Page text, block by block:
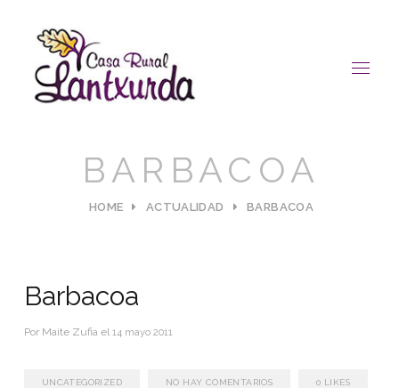
BARBACOA
HOME ACTUALIDAD BARBACOA
Barbacoa
Por Maite Zufia el14 mayo 2011
UNCATEGORIZED NO HAY COMENTARIOS 0 LIKES